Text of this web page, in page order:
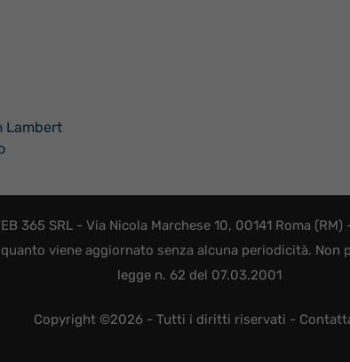
Lambert
365 SRL - Via Nicola Marchese 10, 00141 Roma
viene aggiornato senza alcuna periodicità.
legge n. 62 del 07.03.2001
Copyright ©2026 - Tutti i diritti riservati -